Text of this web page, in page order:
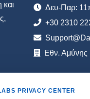
και
Δευ-Παρ:
+30 2310
Εθν. Αμύνης
PRIVACY CENTER